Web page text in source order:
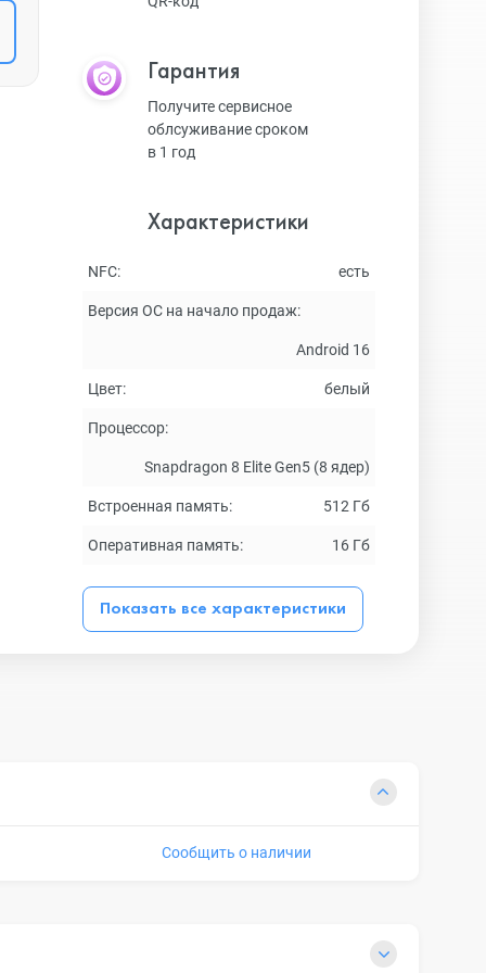
Гарантия
Получите сервисное
облсуживание сроком
в 1 год
Характеристики
NFC: есть
Версия ОС на начало продаж:
Android 16
Цвет: белый
Процессор:
Snapdragon 8 Elite Gen5 (8 ядер)
Встроенная память: 512 Гб
Оперативная память: 16 Гб
Показать все характеристики
Сообщить о наличии